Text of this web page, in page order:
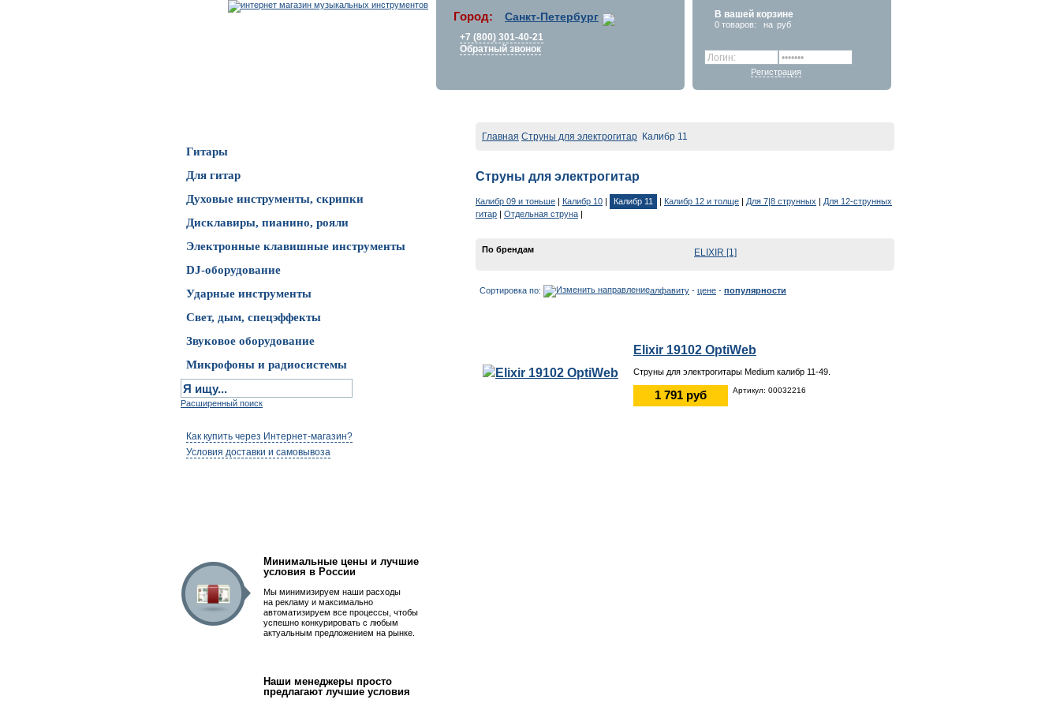
Город: Санкт-Петербург
+7 (800) 301-40-21
Обратный звонок
В вашей корзине
0 товаров: на руб
Регистрация
Гитары
Для гитар
Духовые инструменты, скрипки
Дисклавиры, пианино, рояли
Электронные клавишные инструменты
DJ-оборудование
Ударные инструменты
Свет, дым, спецэффекты
Звуковое оборудование
Микрофоны и радиосистемы
Расширенный поиск
Как купить через Интернет-магазин?
Условия доставки и самовывоза
Минимальные цены и лучшие
условия в России
Мы минимизируем наши расходы
на рекламу и максимально
автоматизируем все процессы, чтобы
успешно конкурировать с любым
актуальным предложением на рынке.
Наши менеджеры просто
предлагают лучшие условия
Главная Струны для электрогитар Калибр 11
Струны для электрогитар
Калибр 09 и тоньше | Калибр 10 | Калибр 11 | Калибр 12 и толще | Для 7|8 струнных | Для 12-струнных
гитар | Отдельная струна |
По брендам ELIXIR [1]
Сортировка по: алфавиту - цене - популярности
Elixir 19102 OptiWeb
Струны для электрогитары Medium калибр 11-49.
1 791 руб Артикул: 00032216